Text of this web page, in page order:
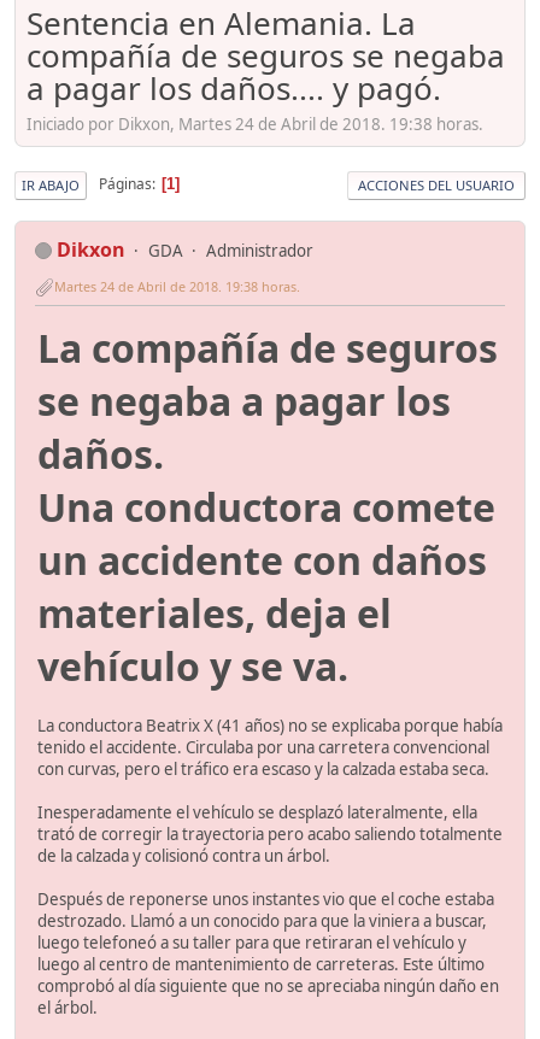
Sentencia en Alemania. La
compañía de seguros se negaba
a pagar los daños.... y pagó.
Iniciado por Dikxon, Martes 24 de Abril de 2018. 19:38 horas.
IR ABAJO Páginas 1 ACCIONES DEL USUARIO
Dikxon GDA Administrador
Martes 24 de Abril de 2018. 19:38 horas.
La compañía de seguros
se negaba a pagar los
daños.
Una conductora comete
un accidente con daños
materiales, deja el
vehículo y se va.
La conductora Beatrix X (41 años) no se explicaba porque había
tenido el accidente. Circulaba por una carretera convencional
con curvas, pero el tráfico era escaso y la calzada estaba seca.
Inesperadamente el vehículo se desplazó lateralmente, ella
trató de corregir la trayectoria pero acabo saliendo totalmente
de la calzada y colisionó contra un árbol.
Después de reponerse unos instantes vio que el coche estaba
destrozado. Llamó a un conocido para que la viniera a buscar,
luego telefoneó a su taller para que retiraran el vehículo y
luego al centro de mantenimiento de carreteras. Este último
comprobó al día siguiente que no se apreciaba ningún daño en
el árbol.